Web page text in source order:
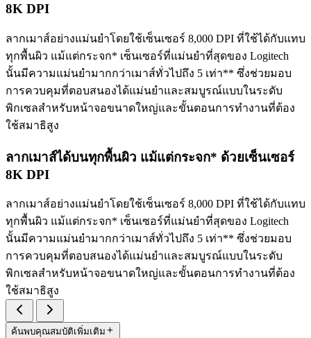
8K DPI
ลากเมาส์อย่างแม่นยำโดยใช้เซ็นเซอร์ 8,000 DPI ที่ใช้ได้กับแทบ
ทุกพื้นผิว แม้แต่กระจก* เซ็นเซอร์ที่แม่นยำที่สุดของ Logitech
นั้นมีความแม่นยำมากกว่าเมาส์ทั่วไปถึง 5 เท่า** ซึ่งช่วยมอบ
การควบคุมที่ตอบสนองได้แม่นยำและสมบูรณ์แบบในระดับ
พิกเซลสำหรับหน้าจอขนาดใหญ่และขั้นตอนการทำงานที่ต้อง
ใช้สมาธิสูง
ลากเมาส์ได้บนทุกพื้นผิว แม้แต่กระจก* ด้วยเซ็นเซอร์
8K DPI
ลากเมาส์อย่างแม่นยำโดยใช้เซ็นเซอร์ 8,000 DPI ที่ใช้ได้กับแทบ
ทุกพื้นผิว แม้แต่กระจก* เซ็นเซอร์ที่แม่นยำที่สุดของ Logitech
นั้นมีความแม่นยำมากกว่าเมาส์ทั่วไปถึง 5 เท่า** ซึ่งช่วยมอบ
การควบคุมที่ตอบสนองได้แม่นยำและสมบูรณ์แบบในระดับ
พิกเซลสำหรับหน้าจอขนาดใหญ่และขั้นตอนการทำงานที่ต้อง
ใช้สมาธิสูง
ค้นพบคุณสมบัติเพิ่มเติม